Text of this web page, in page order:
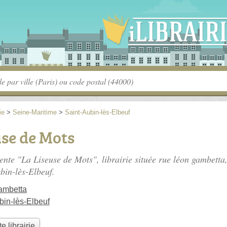
> Seine-Maritime > Saint-Aubin-lès-Elbeuf
de Mots
"La Liseuse de Mots", librairie située rue léon gambetta,
lès-Elbeuf.
lès-Elbeuf